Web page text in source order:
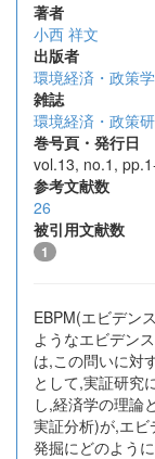
著者
小西 祥文
出版者
環境経済・政策
雑誌
環境経済・政策
巻号頁・発行日
vol.13, no.1,
参考文献数
26
被引用文献数
1
EBPM(エビデン
ようなエビデン
は,この問いに対
として,実証研究
し,経済学の理論
実証分析)が,エ
発掘にどのよう